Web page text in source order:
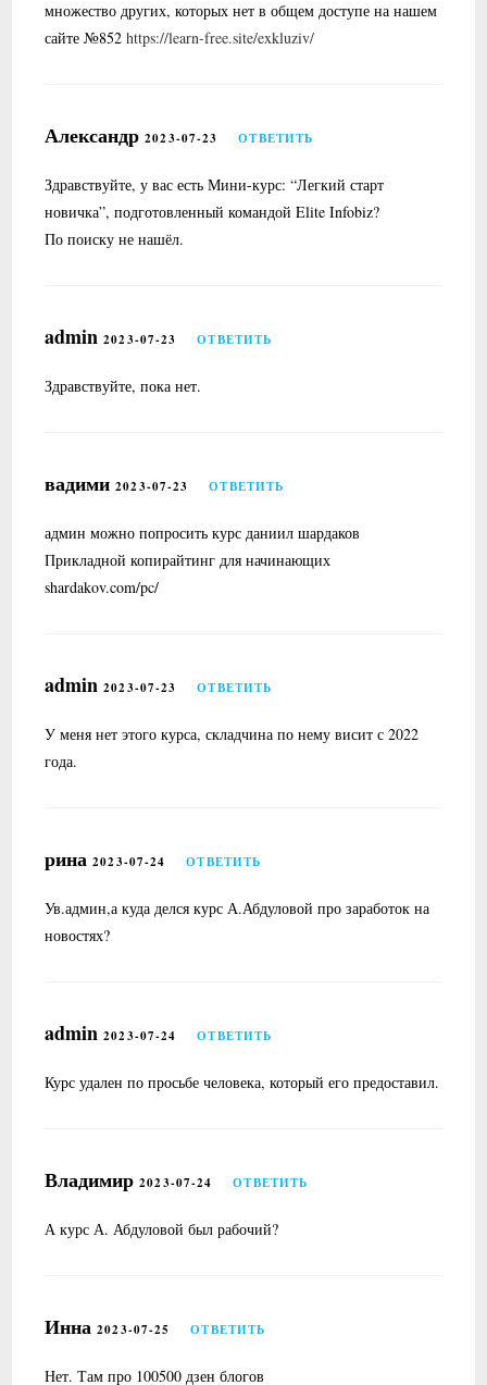
множество других, которых нет в общем доступе на нашем
сайте №852https://learn-free.site/exkluziv/
Александр2023-07-23 ОТВЕТИТЬ
Здравствуйте, у вас есть Мини-курс: “Легкий старт
новичка”, подготовленный командой Elite Infobiz?
По поиску не нашёл.
admin2023-07-23 ОТВЕТИТЬ
Здравствуйте, пока нет.
вадими2023-07-23 ОТВЕТИТЬ
админ можно попросить курс даниил шардаков
Прикладной копирайтинг для начинающих
shardakov.com/pc/
admin2023-07-23 ОТВЕТИТЬ
У меня нет этого курса, складчина по нему висит с 2022
года.
рина2023-07-24 ОТВЕТИТЬ
Ув.админ,а куда делся курс А.Абдуловой про заработок на
новостях?
admin2023-07-24 ОТВЕТИТЬ
Курс удален по просьбе человека, который его предоставил.
Владимир2023-07-24 ОТВЕТИТЬ
А курс А. Абдуловой был рабочий?
Инна2023-07-25 ОТВЕТИТЬ
Нет. Там про 100500 дзен блогов